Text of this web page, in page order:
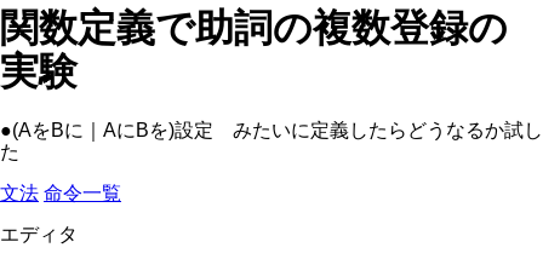
関数定義で助詞の複数登録の
実験
●(AをBに｜AにBを)設定 みたいに定義したらどうなるか試し
た
文法 命令一覧
エディタ